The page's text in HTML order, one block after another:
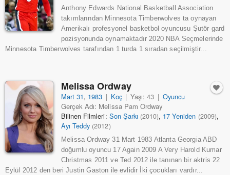
Anthony Edwards National Basketball Association
takımlarından Minnesota Timberwolves ta oynayan
Amerikalı profesyonel basketbol oyuncusu Şutör gard
pozisyonunda oynamaktadır 2020 NBA Seçmelerinde
Minnesota Timberwolves tarafından 1 turda 1 sıradan seçilmiştir...
Melissa Ordway
Mart 31, 1983 | Koç | Yaşı: 43 | Oyuncu
Gerçek Adı: Melissa Pam Ordway
Bilinen Filmleri: Son Şarkı (2010), 17 Yeniden (2009),
Ayı Teddy (2012)
Melissa Ordway 31 Mart 1983 Atlanta Georgia ABD
doğumlu oyuncu 17 Again 2009 A Very Harold Kumar
Christmas 2011 ve Ted 2012 ile tanınan bir aktris 22
Eylül 2012 den beri Justin Gaston ile evlidir İki çocukları vardır...